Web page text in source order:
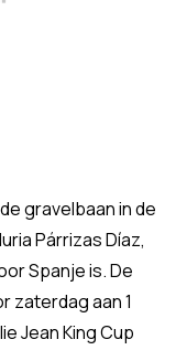
gravelbaan in de
Párrizas Díaz,
Spanje is. De
zaterdag aan 1
Jean King Cup